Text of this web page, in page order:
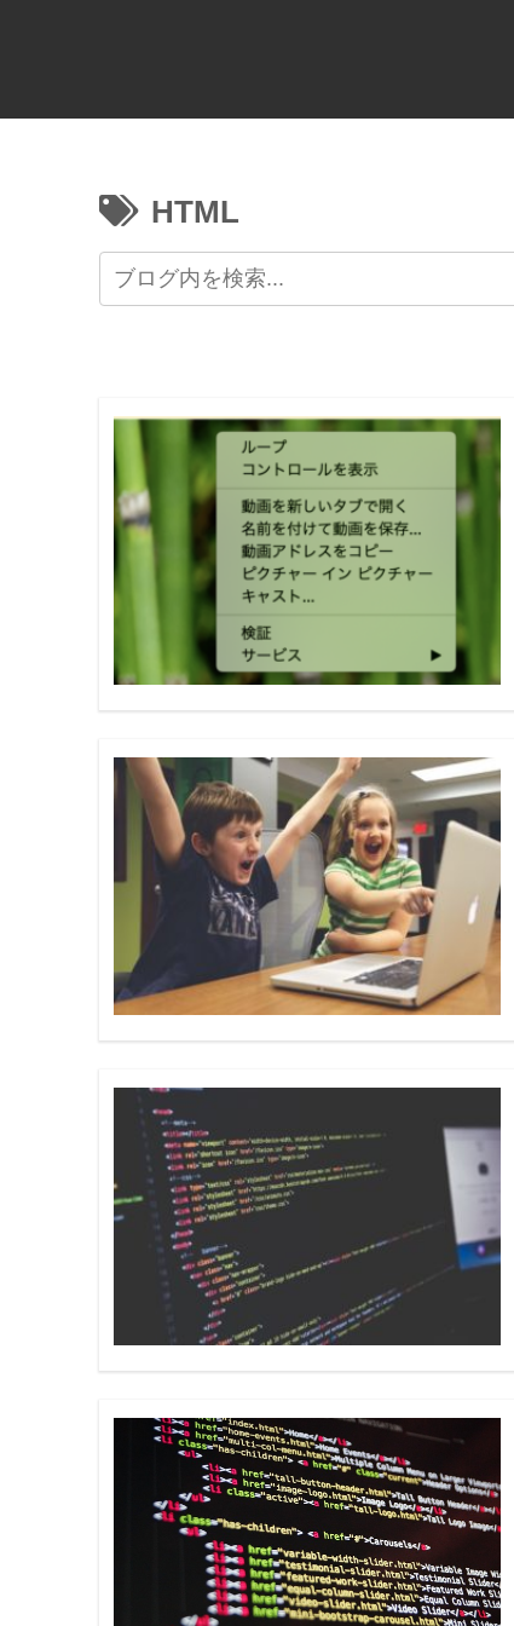
HTML